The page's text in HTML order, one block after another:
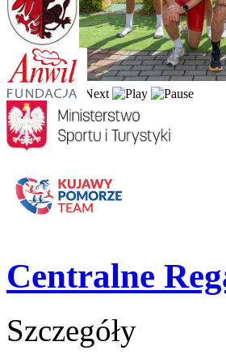
Centralne
Szczegóły